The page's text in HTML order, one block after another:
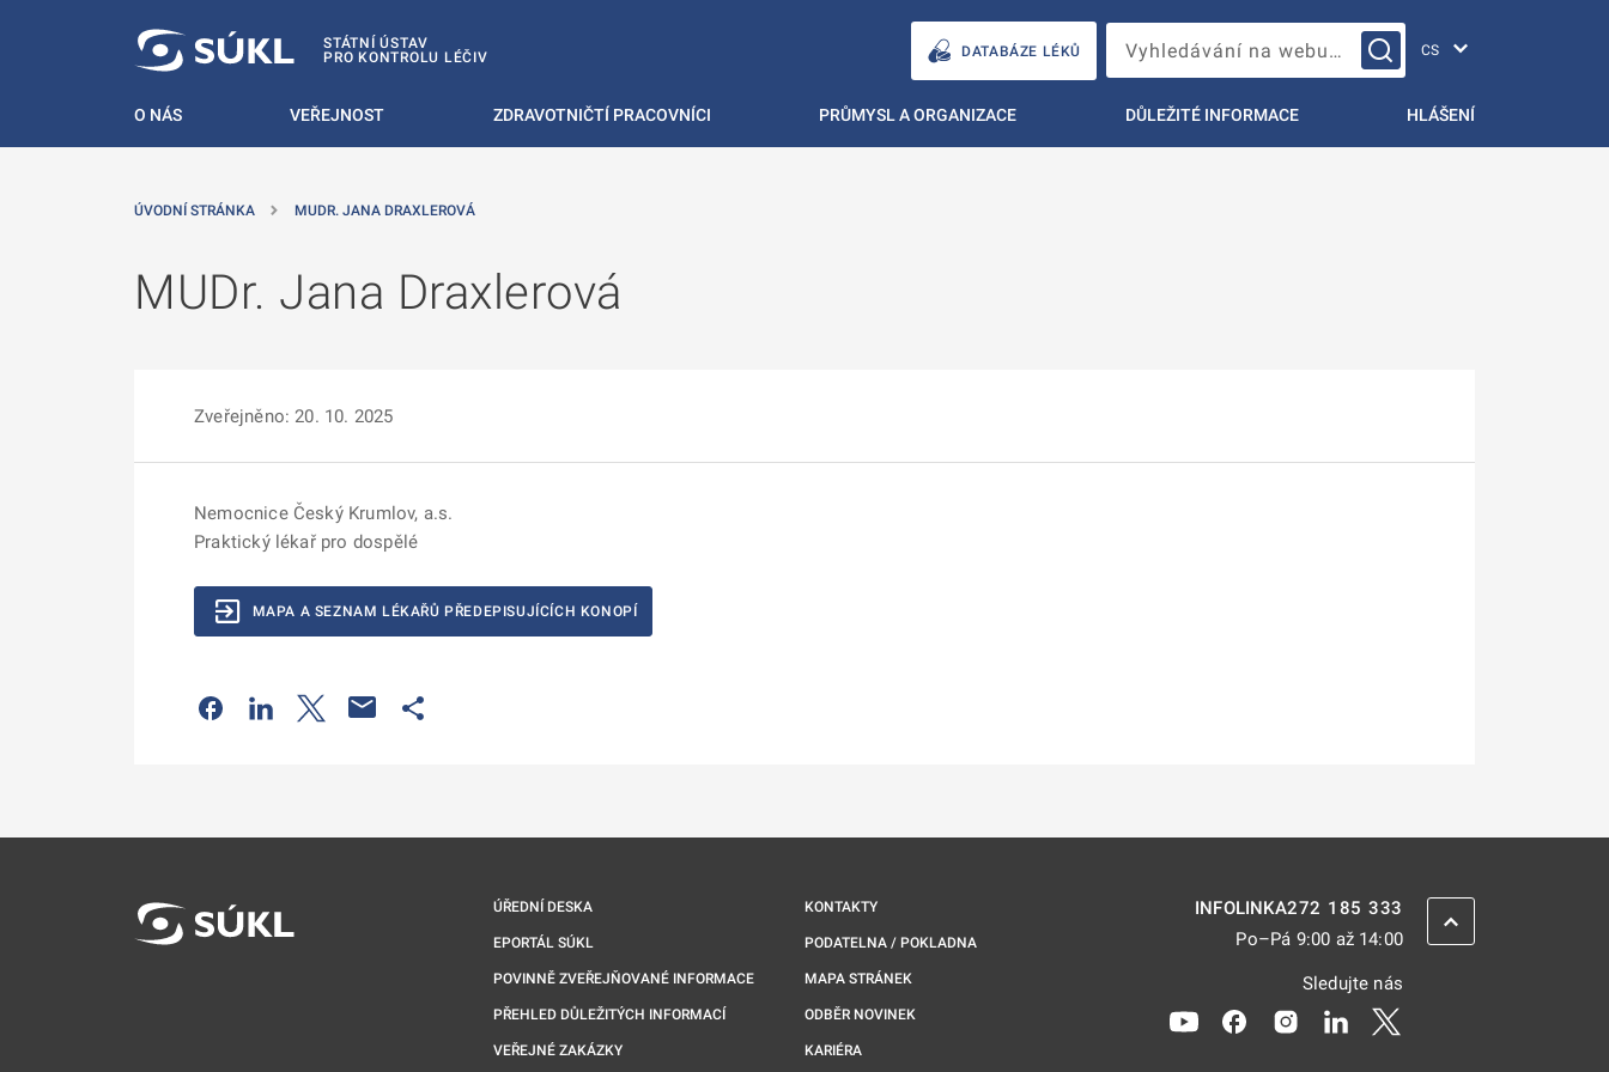
STÁTNÍ ÚSTAV
PRO KONTROLU LÉČIV
DATABÁZE LÉKŮ Vyhledávání na webu…
O NÁS VEŘEJNOST ZDRAVOTNIČTÍ PRACOVNÍCI PRŮMYSL A ORGANIZACE DŮLEŽITÉ INFORMACE HLÁŠENÍ
ÚVODNÍ STRÁNKA MUDR. JANA DRAXLEROVÁ
MUDr. Jana Draxlerová
Zveřejněno: 20. 10. 2025
Nemocnice Český Krumlov, a.s.
Praktický lékař pro dospělé
MAPA A SEZNAM LÉKAŘŮ PŘEDEPISUJÍCÍCH KONOPÍ
Odkaz se otevře na nové kartě
Odkaz se otevře na nové kartě
Odkaz se otevře na nové kartě
ÚŘEDNÍ DESKA
EPORTÁL SÚKL
POVINNĚ ZVEŘEJŇOVANÉ INFORMACE
PŘEHLED DŮLEŽITÝCH INFORMACÍ
VEŘEJNÉ ZAKÁZKY
KONTAKTY
PODATELNA / POKLADNA
MAPA STRÁNEK
ODBĚR NOVINEK
KARIÉRA
INFOLINKA272 185 333
Po–Pá 9:00 až 14:00
Sledujte nás
Odkaz se otevře na nové kartě
Odkaz se otevře na nové kartě
Odkaz se otevře na nové kartě
Odkaz se otevře na nové
ZPĚT NAHORU